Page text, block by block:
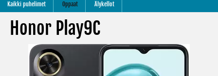
Kaikki puhelimet Oppaat Älykellot
Honor Play9C